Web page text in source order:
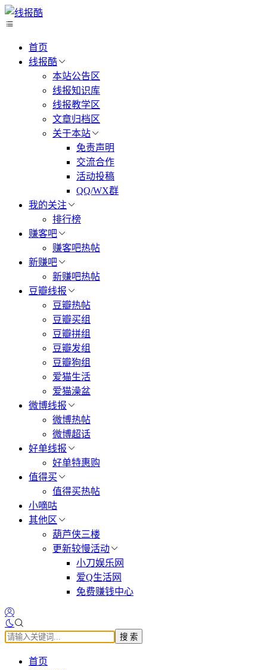
首页
线报酷
本站公告区
线报知识库
线报教学区
文章归档区
关于本站
免责声明
交流合作
活动投稿
QQ/WX群
我的关注
排行榜
赚客吧
赚客吧热帖
新赚吧
新赚吧热帖
豆瓣线报
豆瓣热帖
豆瓣买组
豆瓣拼组
豆瓣发组
豆瓣狗组
爱猫生活
爱猫澡盆
微博线报
微博热帖
微博超话
好单线报
好单特惠购
值得买
值得买热帖
小嘀咕
其他区
葫芦侠三楼
更新较慢活动
小刀娱乐网
爱Q生活网
免费赚钱中心
搜 索
首页